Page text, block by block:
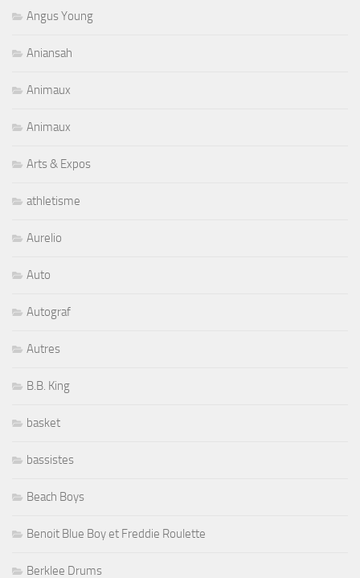
Angus Young
Aniansah
Animaux
Animaux
Arts & Expos
athletisme
Aurelio
Auto
Autograf
Autres
B.B. King
basket
bassistes
Beach Boys
Benoit Blue Boy et Freddie Roulette
Berklee Drums